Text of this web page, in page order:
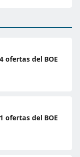
ofertas del BOE
ofertas del BOE